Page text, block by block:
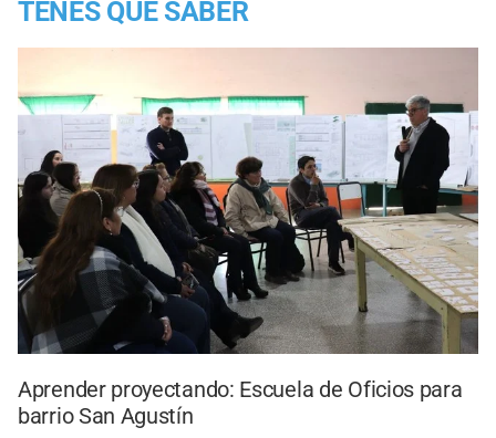
TENES QUE SABER
Aprender proyectando: Escuela de Oficios para
barrio San Agustín